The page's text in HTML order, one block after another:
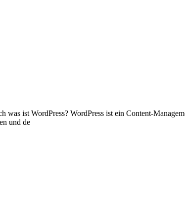
was ist WordPress? WordPress ist ein Content-
und de